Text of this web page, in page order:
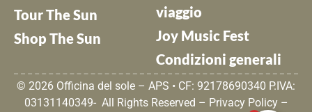
Tour The Sun
Shop The Sun
viaggio
Joy Music Fest
Condizioni generali
© 2026 Officina del sole – APS • CF: 92178690340 P.IVA:
03131140349- All Rights Reserved – Privacy Policy–